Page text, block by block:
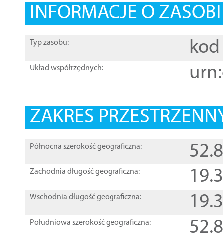
INFORMACJE O
Typ zasobu: kod
Układ współrzędnych:
ZAKRES
Północna szerokość geograficzna:
Zachodnia długość geograficzna:
Wschodnia długość geograficzna:
Południowa szerokość geograficzna: